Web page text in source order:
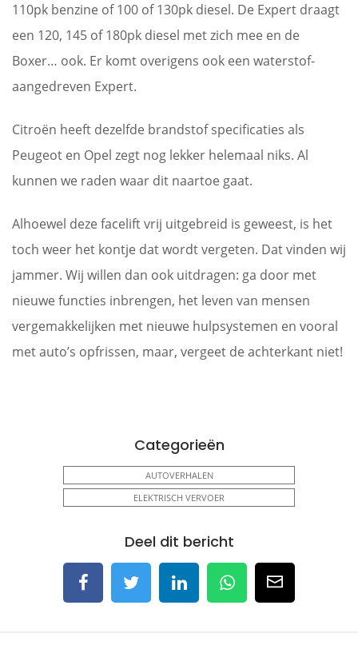
110pk benzine of 100 of 130pk diesel. De Expert draagt
een 120, 145 of 180pk diesel met zich mee en de
Boxer… ook. Er komt overigens ook een waterstof-
aangedreven Expert.
Citroën heeft dezelfde brandstof specificaties als
Peugeot en Opel zegt nog lekker helemaal niks. Al
kunnen we raden waar dit naartoe gaat.
Alhoewel deze facelift vrij uitgebreid is geweest, is het
toch weer het kontje dat wordt vergeten. Dat vinden wij
jammer. Wij willen dan ook uitdragen: ga door met
nieuwe functies inbrengen, het leven van mensen
vergemakkelijken met nieuwe hulpsystemen en vooral
met auto’s opfrissen, maar, vergeet de achterkant niet!
Categorieën
AUTOVERHALEN
ELEKTRISCH VERVOER
Deel dit bericht